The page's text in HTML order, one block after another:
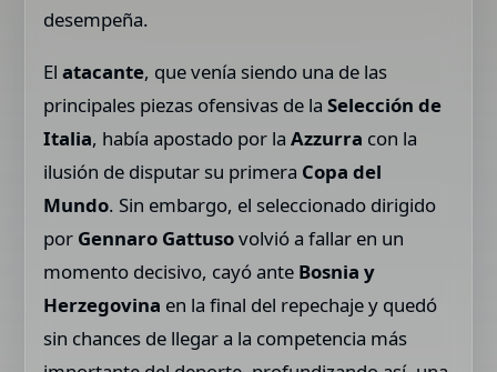
desempeña.
Elatacante, que venía siendo una de las
principales piezas ofensivas de laSelección de
Italia, había apostado por laAzzurra con la
ilusión de disputar su primera Copa del
Mundo. Sin embargo, el seleccionado dirigido
por Gennaro Gattusovolvió a fallar en un
momento decisivo, cayó ante Bosnia y
Herzegovina en la final del repechaje y quedó
sin chances de llegar a la competencia más